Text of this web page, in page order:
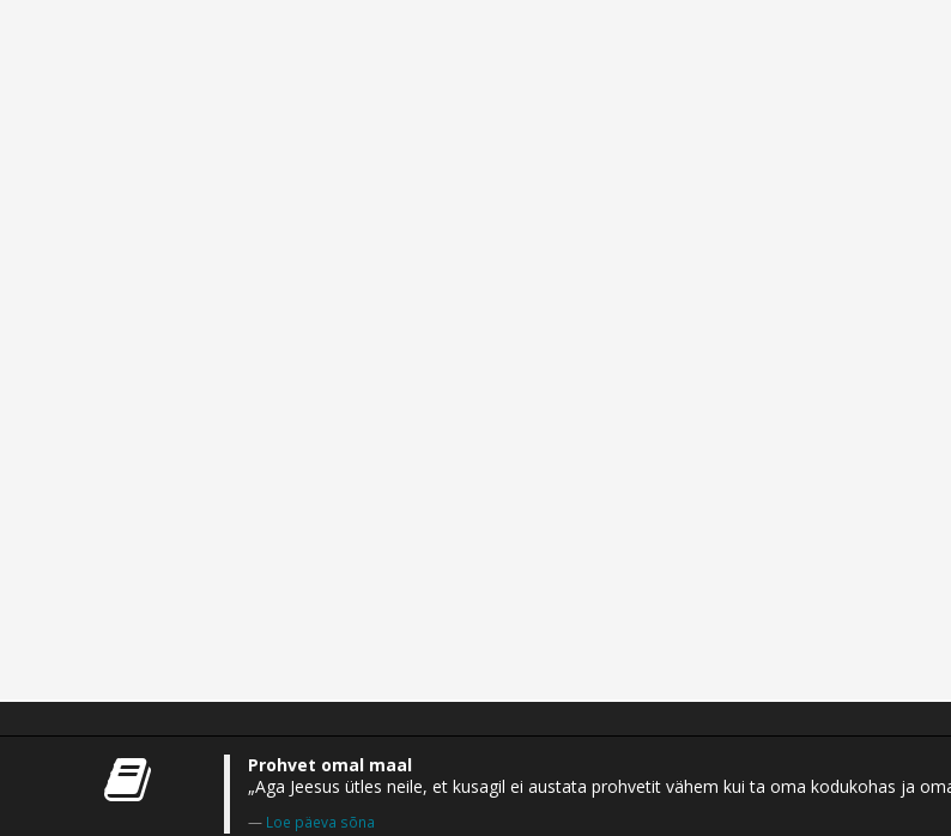
Prohvet omal maal
„Aga Jeesus ütles neile, et kusagil ei austata prohvetit vähem kui ta oma kodukohas ja
Loe päeva sõna